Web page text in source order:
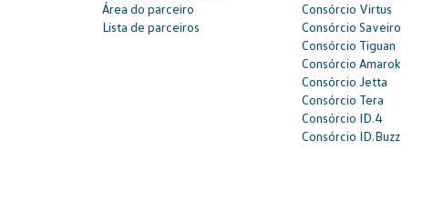
Área do parceiro
Lista de parceiros
Consórcio Virtus
Consórcio Saveiro
Consórcio Tiguan
Consórcio Amarok
Consórcio Jetta
Consórcio Tera
Consórcio ID.4
Consórcio ID.Buzz